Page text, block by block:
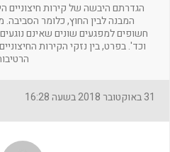
הגדרתם היבשה של קירות חיצוניים
המבנה לבין החוץ, כלומר הסביבה.
חשופים למפגעים שונים שאינם
וכד'. בפרט, בין נזקי הקירות
31 באוקטובר 2018 בשעה 16:28